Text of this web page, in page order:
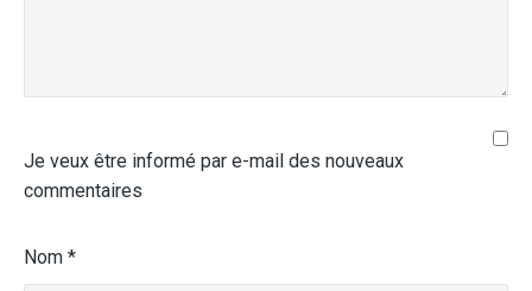
Je veux être informé par e-mail des nouveaux
commentaires
Nom *